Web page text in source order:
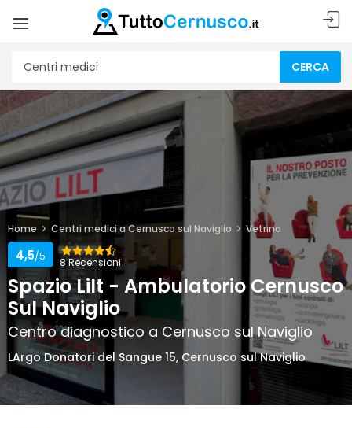
CERCA
Home Centri medici a Cernusco sul Naviglio Vetrina
8 Recensioni
4,5/5
Spazio Lilt - Ambulatorio Cernusco
Sul Naviglio
Centro diagnostico a Cernusco sul Naviglio
LArgo Donatori del Sangue 15, Cernusco sul Naviglio